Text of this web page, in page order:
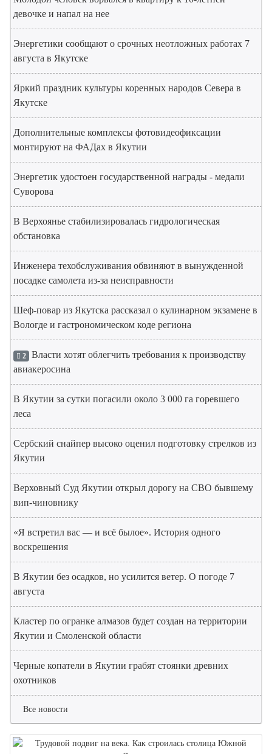
девочке и напал на нее
Энергетики сообщают о срочных неотложных работах 7
августа в Якутске
Яркий праздник культуры коренных народов Севера в
Якутске
Дополнительные комплексы фотовидеофиксации
монтируют на ФАДах в Якутии
Энергетик удостоен государственной награды - медали
Суворова
В Верхоянье стабилизировалась гидрологическая
обстановка
Инженера техобслуживания обвиняют в вынужденной
посадке самолета из-за неисправности
Шеф-повар из Якутска рассказал о кулинарном экзамене в
Вологде и гастрономическом коде региона
2 Власти хотят облегчить требования к производству
авиакеросина
В Якутии за сутки погасили около 3 000 га горевшего
леса
Сербский снайпер высоко оценил подготовку стрелков из
Якутии
Верховный Суд Якутии открыл дорогу на СВО бывшему
вип-чиновнику
«Я встретил вас — и всё былое». История одного
воскрешения
В Якутии без осадков, но усилится ветер. О погоде 7
августа
Кластер по огранке алмазов будет создан на территории
Якутии и Смоленской области
Черные копатели в Якутии грабят стоянки древних
охотников
Все новости